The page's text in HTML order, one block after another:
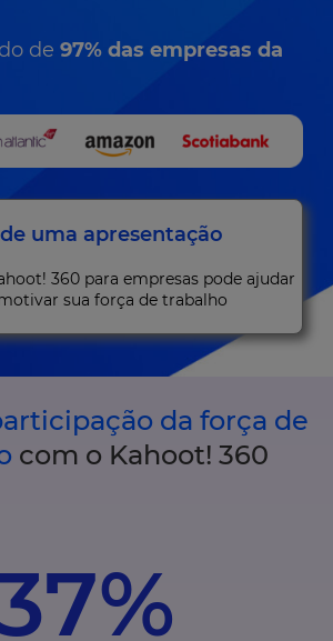
de 97% das empresas da
uma apresentação
360 para empresas pode ajudar
sua força de trabalho
da força de
com o Kahoot! 360